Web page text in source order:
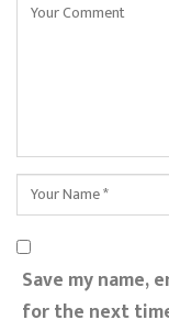
Save my name,
for the next